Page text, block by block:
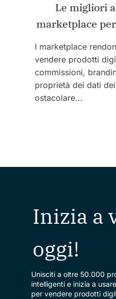
Le migliori
marketplace
I marketplace
vendere prodotti
commissioni,
proprietà dei dati
ostacolare...
Inizia a
oggi!
Unisciti a oltre 50.000
intelligenti e inizia a
per vendere prodotti